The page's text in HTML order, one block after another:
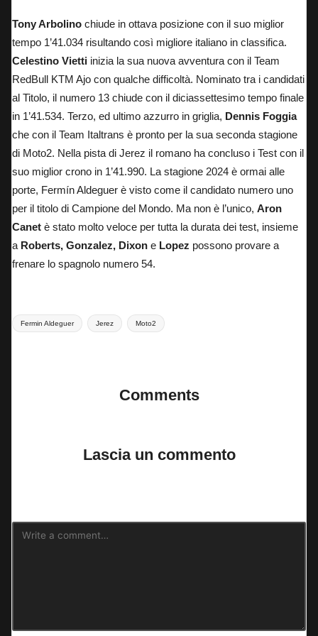
Tony Arbolino chiude in ottava posizione con il suo miglior
tempo 1’41.034 risultando così migliore italiano in classifica.
Celestino Vietti inizia la sua nuova avventura con il Team
RedBull KTM Ajo con qualche difficoltà. Nominato tra i candidati
al Titolo, il numero 13 chiude con il diciassettesimo tempo finale
in 1’41.534. Terzo, ed ultimo azzurro in griglia, Dennis Foggia
che con il Team Italtrans è pronto per la sua seconda stagione
di Moto2. Nella pista di Jerez il romano ha concluso i Test con il
suo miglior crono in 1’41.990. La stagione 2024 è ormai alle
porte, Fermín Aldeguer è visto come il candidato numero uno
per il titolo di Campione del Mondo. Ma non è l’unico, Aron
Canet è stato molto veloce per tutta la durata dei test, insieme
a Roberts, Gonzalez, Dixon e Lopez possono provare a
frenare lo spagnolo numero 54.
Tags:
Fermin Aldeguer Jerez Moto2
Comments
Lascia un commento